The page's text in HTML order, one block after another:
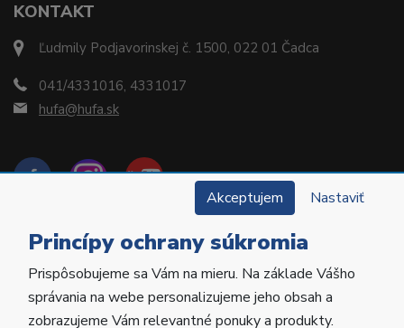
KONTAKT
Ľudmily Podjavorinskej č. 1500, 022 01 Čadca
041/4331016, 4331017
hufa@hufa.sk
Copyright © 2022 Hu-Fa Dental a.s. Všetky práva
vyhradené.
Akceptujem Nastaviť
Princípy ochrany súkromia
Prispôsobujeme sa Vám na mieru. Na základe Vášho
správania na webe personalizujeme jeho obsah a
zobrazujeme Vám relevantné ponuky a produkty.